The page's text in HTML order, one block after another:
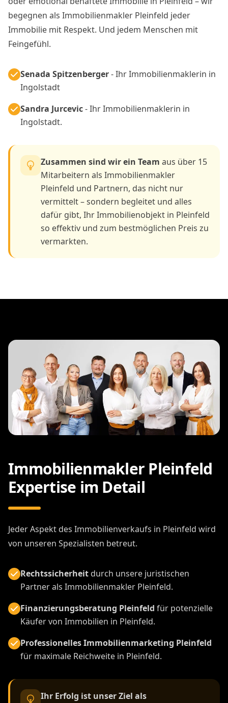
begegnen als Immobilienmakler Pleinfeld jeder
Immobilie mit Respekt. Und jedem Menschen mit
Feingefühl.
Senada Spitzenberger- Ihr Immobilienmaklerin in
Ingolstadt
Sandra Jurcevic- Ihr Immobilienmaklerin in
Ingolstadt.
Zusammen sind wir ein Team aus über 15
Mitarbeitern als Immobilienmakler
Pleinfeld und Partnern, das nicht nur
vermittelt – sondern begleitet und alles
dafür gibt, Ihr Immobilienobjekt in Pleinfeld
so effektiv und zum bestmöglichen Preis zu
vermarkten.
Immobilienmakler Pleinfeld
Expertise im Detail
Jeder Aspekt des Immobilienverkaufs in Pleinfeld wird
von unseren Spezialisten betreut.
Rechtssicherheitdurch unsere juristischen
Partner als Immobilienmakler Pleinfeld.
Finanzierungsberatung Pleinfeld für potenzielle
Käufer von Immobilien in Pleinfeld.
Professionelles Immobilienmarketing Pleinfeld
für maximale Reichweite in Pleinfeld.
Ihr Erfolg ist unser Ziel als